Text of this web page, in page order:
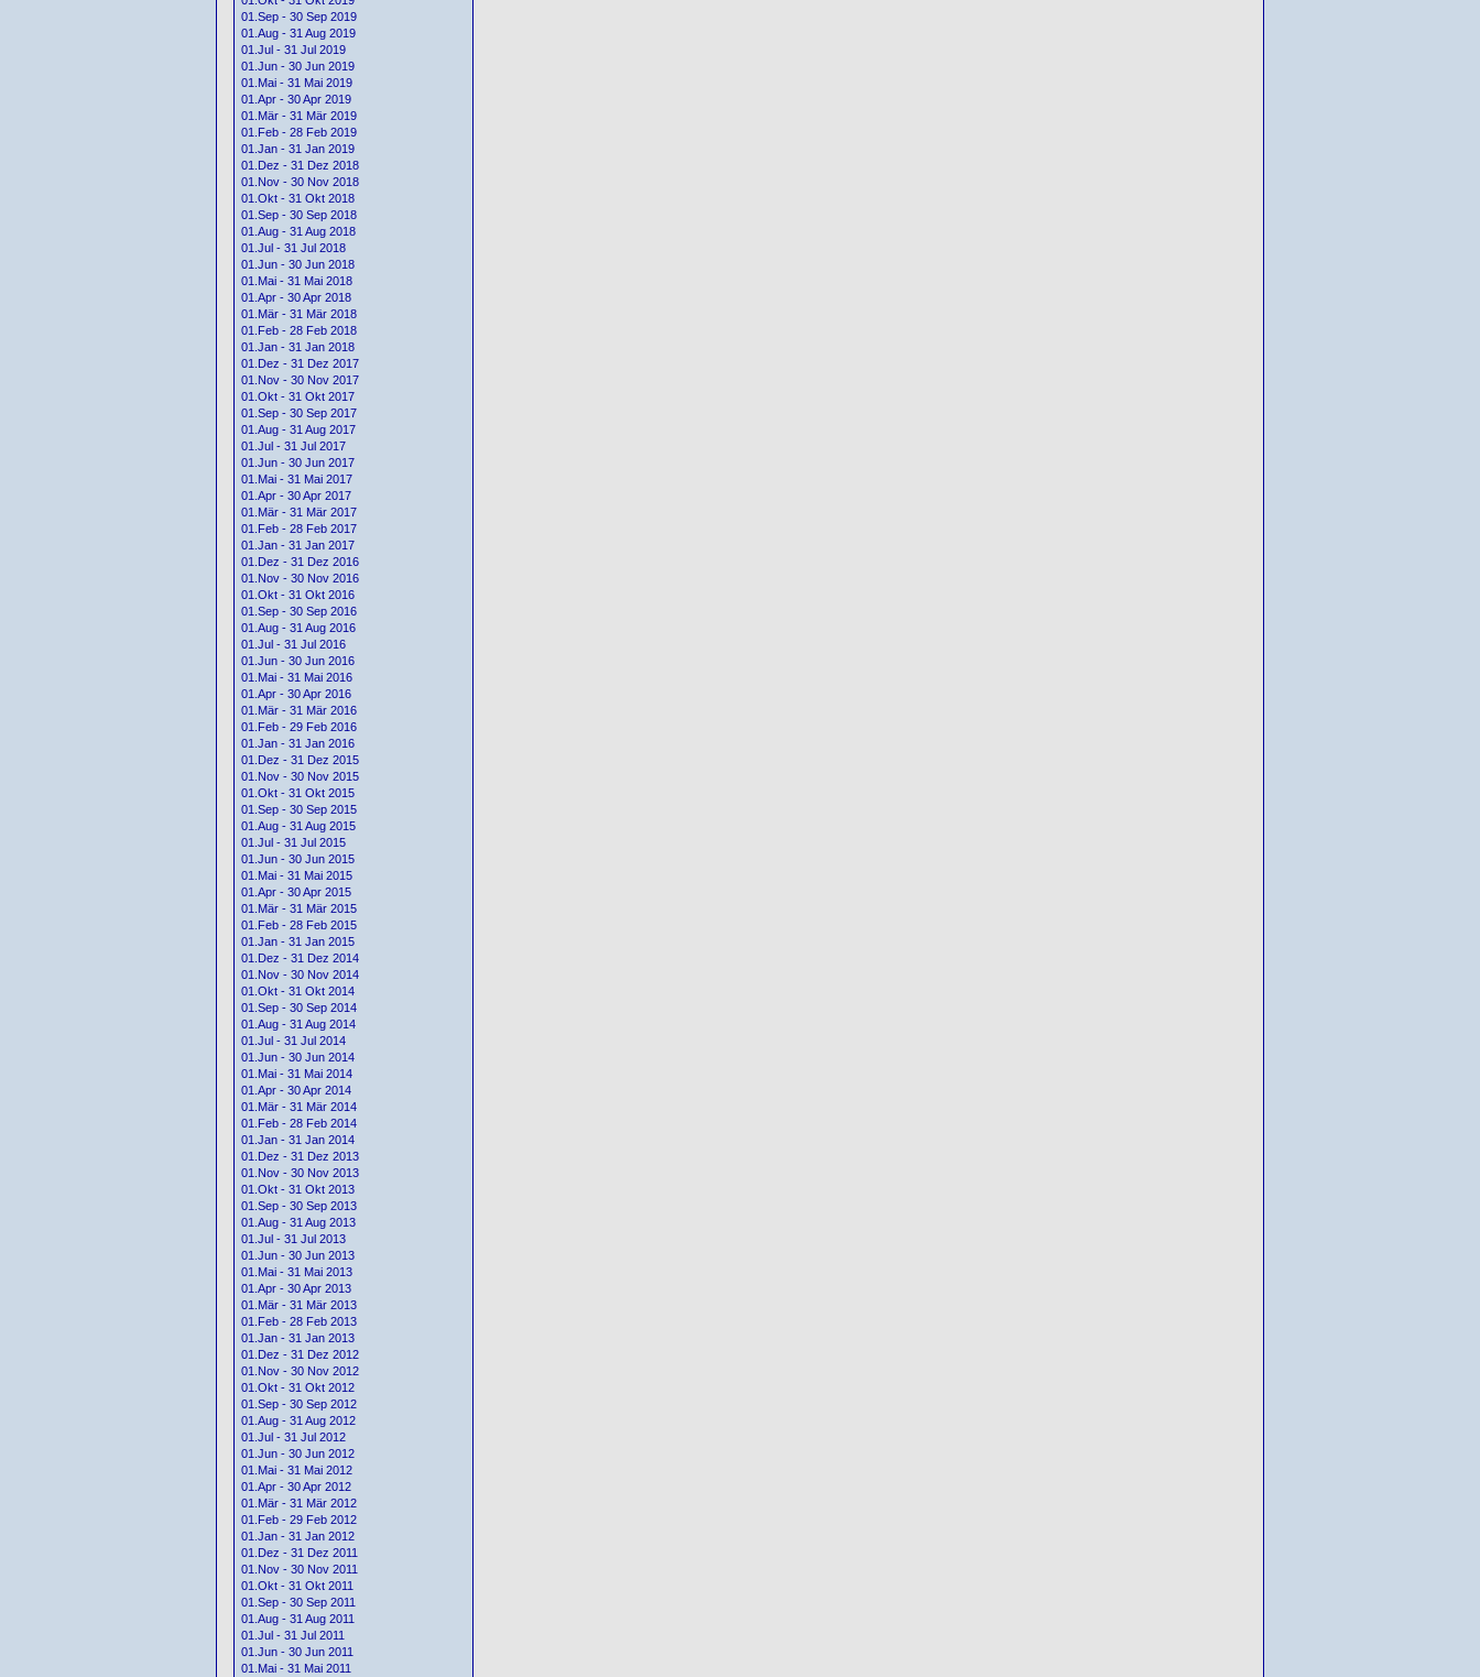
01.Sep - 30 Sep 2019
01.Aug - 31 Aug 2019
01.Jul - 31 Jul 2019
01.Jun - 30 Jun 2019
01.Mai - 31 Mai 2019
01.Apr - 30 Apr 2019
01.Mär - 31 Mär 2019
01.Feb - 28 Feb 2019
01.Jan - 31 Jan 2019
01.Dez - 31 Dez 2018
01.Nov - 30 Nov 2018
01.Okt - 31 Okt 2018
01.Sep - 30 Sep 2018
01.Aug - 31 Aug 2018
01.Jul - 31 Jul 2018
01.Jun - 30 Jun 2018
01.Mai - 31 Mai 2018
01.Apr - 30 Apr 2018
01.Mär - 31 Mär 2018
01.Feb - 28 Feb 2018
01.Jan - 31 Jan 2018
01.Dez - 31 Dez 2017
01.Nov - 30 Nov 2017
01.Okt - 31 Okt 2017
01.Sep - 30 Sep 2017
01.Aug - 31 Aug 2017
01.Jul - 31 Jul 2017
01.Jun - 30 Jun 2017
01.Mai - 31 Mai 2017
01.Apr - 30 Apr 2017
01.Mär - 31 Mär 2017
01.Feb - 28 Feb 2017
01.Jan - 31 Jan 2017
01.Dez - 31 Dez 2016
01.Nov - 30 Nov 2016
01.Okt - 31 Okt 2016
01.Sep - 30 Sep 2016
01.Aug - 31 Aug 2016
01.Jul - 31 Jul 2016
01.Jun - 30 Jun 2016
01.Mai - 31 Mai 2016
01.Apr - 30 Apr 2016
01.Mär - 31 Mär 2016
01.Feb - 29 Feb 2016
01.Jan - 31 Jan 2016
01.Dez - 31 Dez 2015
01.Nov - 30 Nov 2015
01.Okt - 31 Okt 2015
01.Sep - 30 Sep 2015
01.Aug - 31 Aug 2015
01.Jul - 31 Jul 2015
01.Jun - 30 Jun 2015
01.Mai - 31 Mai 2015
01.Apr - 30 Apr 2015
01.Mär - 31 Mär 2015
01.Feb - 28 Feb 2015
01.Jan - 31 Jan 2015
01.Dez - 31 Dez 2014
01.Nov - 30 Nov 2014
01.Okt - 31 Okt 2014
01.Sep - 30 Sep 2014
01.Aug - 31 Aug 2014
01.Jul - 31 Jul 2014
01.Jun - 30 Jun 2014
01.Mai - 31 Mai 2014
01.Apr - 30 Apr 2014
01.Mär - 31 Mär 2014
01.Feb - 28 Feb 2014
01.Jan - 31 Jan 2014
01.Dez - 31 Dez 2013
01.Nov - 30 Nov 2013
01.Okt - 31 Okt 2013
01.Sep - 30 Sep 2013
01.Aug - 31 Aug 2013
01.Jul - 31 Jul 2013
01.Jun - 30 Jun 2013
01.Mai - 31 Mai 2013
01.Apr - 30 Apr 2013
01.Mär - 31 Mär 2013
01.Feb - 28 Feb 2013
01.Jan - 31 Jan 2013
01.Dez - 31 Dez 2012
01.Nov - 30 Nov 2012
01.Okt - 31 Okt 2012
01.Sep - 30 Sep 2012
01.Aug - 31 Aug 2012
01.Jul - 31 Jul 2012
01.Jun - 30 Jun 2012
01.Mai - 31 Mai 2012
01.Apr - 30 Apr 2012
01.Mär - 31 Mär 2012
01.Feb - 29 Feb 2012
01.Jan - 31 Jan 2012
01.Dez - 31 Dez 2011
01.Nov - 30 Nov 2011
01.Okt - 31 Okt 2011
01.Sep - 30 Sep 2011
01.Aug - 31 Aug 2011
01.Jul - 31 Jul 2011
01.Jun - 30 Jun 2011
01.Mai - 31 Mai 2011